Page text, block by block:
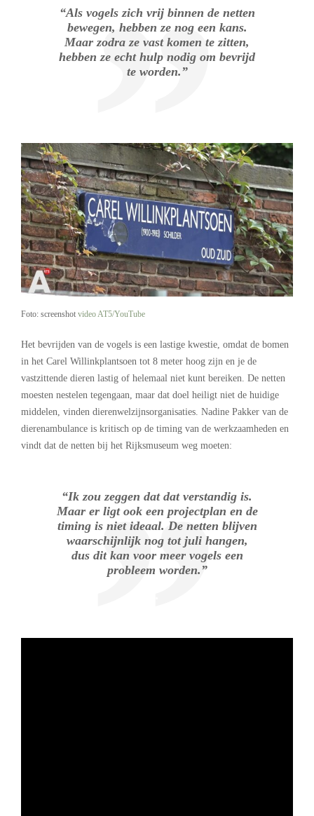
“Als vogels zich vrij binnen de netten
bewegen, hebben ze nog een kans.
Maar zodra ze vast komen te zitten,
hebben ze echt hulp nodig om bevrijd
te worden.”
Foto: screenshot video AT5/YouTube
Het bevrijden van de vogels is een lastige kwestie, omdat de bomen
in het Carel Willinkplantsoen tot 8 meter hoog zijn en je de
vastzittende dieren lastig of helemaal niet kunt bereiken. De netten
moesten nestelen tegengaan, maar dat doel heiligt niet de huidige
middelen, vinden dierenwelzijnsorganisaties. Nadine Pakker van de
dierenambulance is kritisch op de timing van de werkzaamheden en
vindt dat de netten bij het Rijksmuseum weg moeten:
“Ik zou zeggen dat dat verstandig is.
Maar er ligt ook een projectplan en de
timing is niet ideaal. De netten blijven
waarschijnlijk nog tot juli hangen,
dus dit kan voor meer vogels een
probleem worden.”